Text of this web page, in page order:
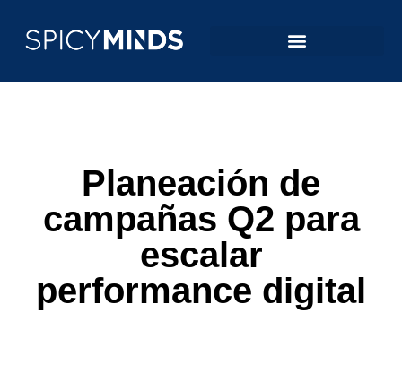
Planeación de
campañas Q2 para
escalar
performance digital